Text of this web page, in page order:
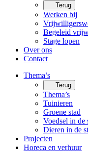
Terug
Werken bij
Begeleid
Stage lopen
Over ons
Contact
Thema’s
Terug
Thema’s
Tuinieren
Groene stad
Voedsel in de
Dieren in de
Projecten
Horeca en verhuur